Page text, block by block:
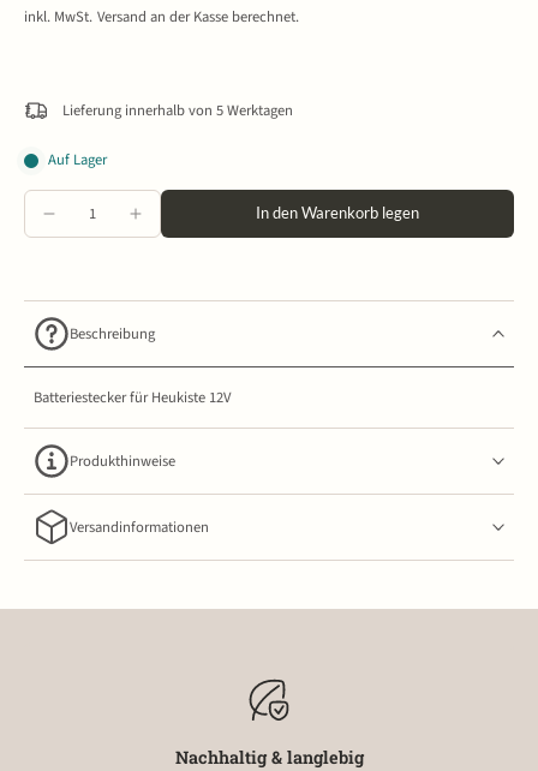
inkl. MwSt. Versand an der Kasse berechnet.
Lieferung innerhalb von 5 Werktagen
Auf Lager
In den Warenkorb legen
Beschreibung
Batteriestecker für Heukiste 12V
Produkthinweise
Versandinformationen
Nachhaltig & langlebig